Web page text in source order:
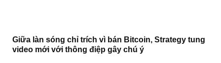
Giữa làn sóng chỉ trích vì bán Bitcoin, Strategy tung
video mới với thông điệp gây chú ý